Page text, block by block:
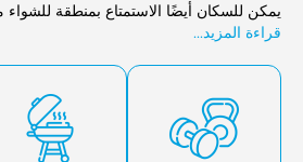
يمكن للسكان أيضًا الاستمتاع بمنطقة
تضيف غرفة النادي لمسة اجتماعية، مما يوفر
قراءة المزيد...